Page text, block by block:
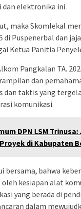
dan elektronika ini.
maka Skomlekal
di Puspenerbal dan
Ketua Panitia
Pangkalan TA.
dan
dan taktis yang
komunikasi.
DPN LSM
di Kabupaten
bersama, bahwa
kesiapan alat
yang berada di
dalam